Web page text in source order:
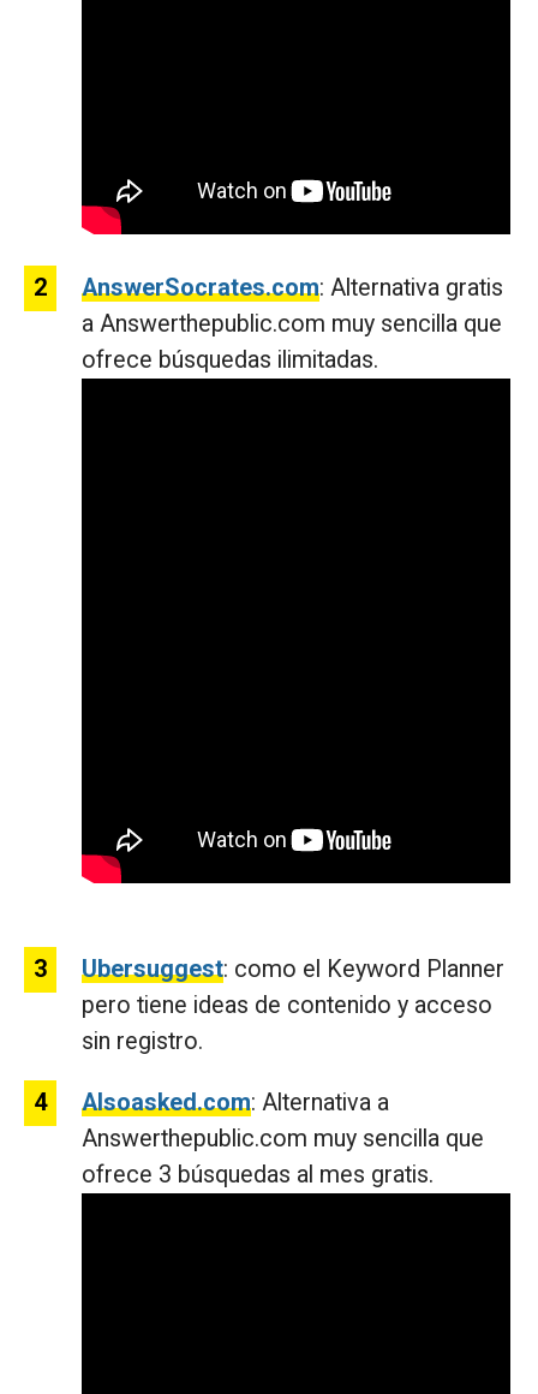
AnswerSocrates.com: Alternativa gratis
a Answerthepublic.com muy sencilla que
ofrece búsquedas ilimitadas.
Ubersuggest: como el Keyword Planner
pero tiene ideas de contenido y acceso
sin registro.
Alsoasked.com: Alternativa a
Answerthepublic.com muy sencilla que
ofrece 3 búsquedas al mes gratis.